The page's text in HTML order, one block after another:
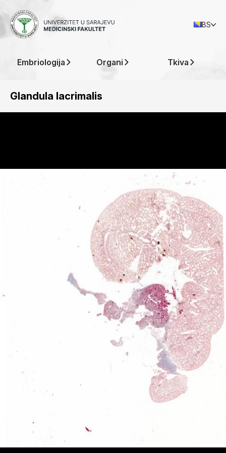
BS
Embriologija Organi Tkiva
Glandula lacrimalis